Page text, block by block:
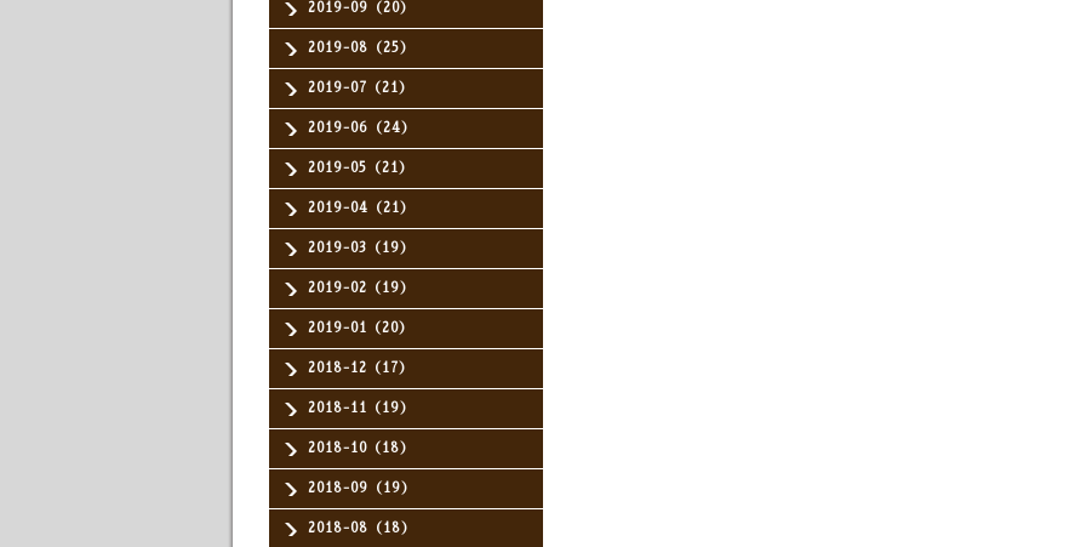
2019-09（20）
2019-08（25）
2019-07（21）
2019-06（24）
2019-05（21）
2019-04（21）
2019-03（19）
2019-02（19）
2019-01（20）
2018-12（17）
2018-11（19）
2018-10（18）
2018-09（19）
2018-08（18）